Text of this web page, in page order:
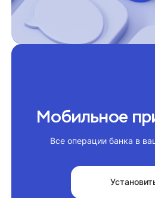
Мобильное
Все операции банка в